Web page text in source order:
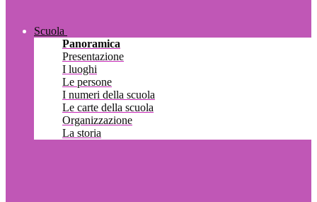
Scuola
Panoramica
Presentazione
I luoghi
Le persone
I numeri della scuola
Le carte della scuola
Organizzazione
La storia